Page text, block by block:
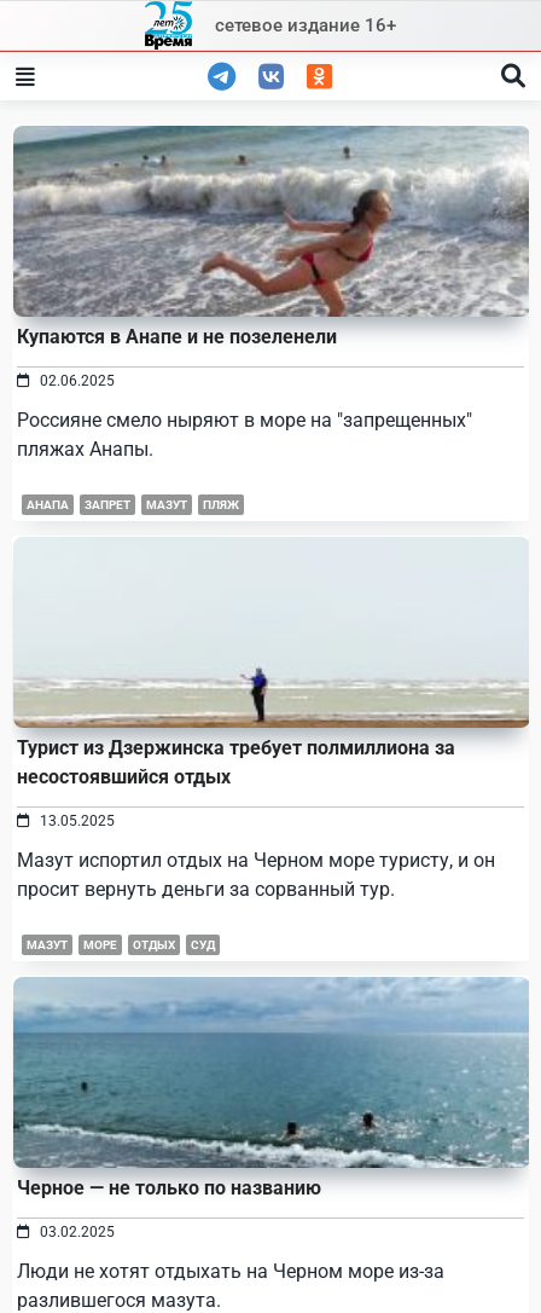
content
сетевое издание 16+
Купаются в Анапе и не позеленели
02.06.2025
Россияне смело ныряют в море на "запрещенных"
пляжах Анапы.
АНАПА ЗАПРЕТ МАЗУТ ПЛЯЖ
Турист из Дзержинска требует полмиллиона за
несостоявшийся отдых
13.05.2025
Мазут испортил отдых на Черном море туристу, и он
просит вернуть деньги за сорванный тур.
МАЗУТ МОРЕ ОТДЫХ СУД
Черное — не только по названию
03.02.2025
Люди не хотят отдыхать на Черном море из-за
разлившегося мазута.